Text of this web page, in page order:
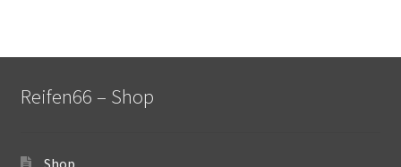
Reifen66 – Shop
Shop